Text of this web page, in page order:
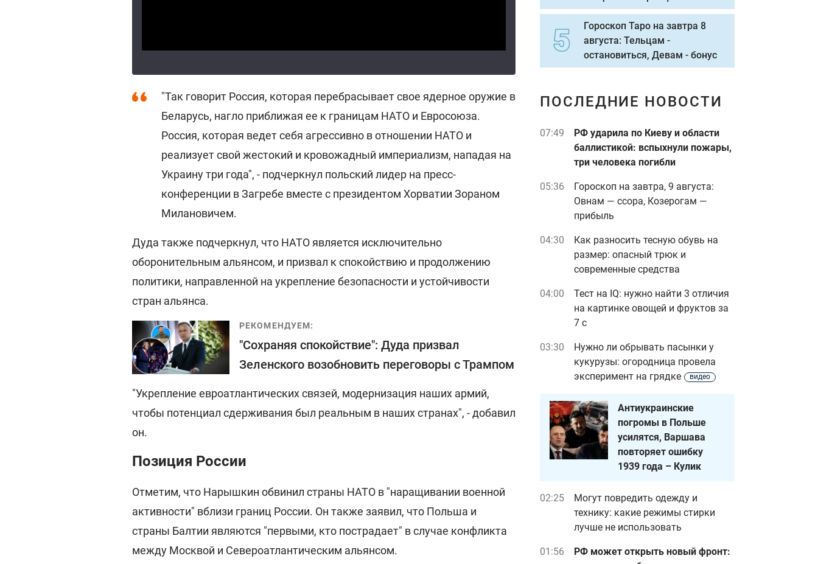
"Так говорит Россия, которая перебрасывает свое ядерное оружие в
Беларусь, нагло приближая ее к границам НАТО и Евросоюза.
Россия, которая ведет себя агрессивно в отношении НАТО и
реализует свой жестокий и кровожадный империализм, нападая на
Украину три года", - подчеркнул польский лидер на пресс-
конференции в Загребе вместе с президентом Хорватии Зораном
Милановичем.
Дуда также подчеркнул, что НАТО является исключительно
оборонительным альянсом, и призвал к спокойствию и продолжению
политики, направленной на укрепление безопасности и устойчивости
стран альянса.
РЕКОМЕНДУЕМ:
"Сохраняя спокойствие": Дуда призвал
Зеленского возобновить переговоры с Трампом
"Укрепление евроатлантических связей, модернизация наших армий,
чтобы потенциал сдерживания был реальным в наших странах", - добавил
он.
Позиция России
Отметим, что Нарышкин обвинил страны НАТО в "наращивании военной
активности" вблизи границ России. Он также заявил, что Польша и
страны Балтии являются "первыми, кто пострадает" в случае конфликта
между Москвой и Североатлантическим альянсом.
Гороскоп Таро на завтра 8
августа: Тельцам -
остановиться, Девам - бонус
ПОСЛЕДНИЕ НОВОСТИ
07:49
РФ ударила по Киеву и области
баллистикой: вспыхнули пожары,
три человека погибли
05:36
Гороскоп на завтра, 9 августа:
Овнам — ссора, Козерогам —
прибыль
04:30
Как разносить тесную обувь на
размер: опасный трюк и
современные средства
04:00
Тест на IQ: нужно найти 3 отличия
на картинке овощей и фруктов за
7 с
03:30
Нужно ли обрывать пасынки у
кукурузы: огородница провела
эксперимент на грядке
видео
Антиукраинские
погромы в Польше
усилятся, Варшава
повторяет ошибку
1939 года – Кулик
02:25
Могут повредить одежду и
технику: какие режимы стирки
лучше не использовать
01:56
РФ может открыть новый фронт: